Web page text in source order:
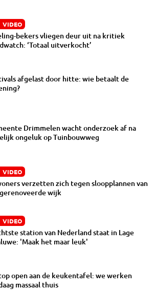
VIDEO
bekers vliegen deur uit na kritiek
‘Totaal uitverkocht’
afgelast door hitte: wie betaalt de
Drimmelen wacht onderzoek af na
ongeluk op Tuinbouwweg
VIDEO
verzetten zich tegen sloopplannen van
wijk
VIDEO
station van Nederland staat in Lage
'Maak het maar leuk'
open aan de keukentafel: we werken
massaal thuis